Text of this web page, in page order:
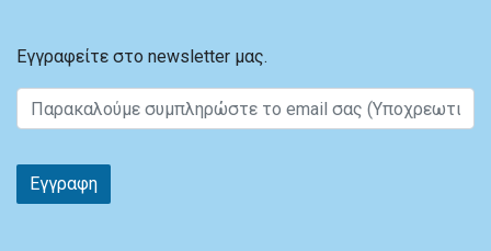
Εγγραφείτε στο newsletter μας.
Εγγραφη